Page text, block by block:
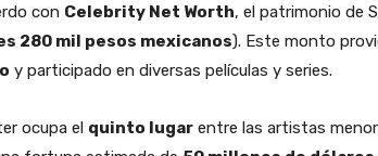
con Celebrity Net Worth, el patrimonio de
280 mil pesos mexicanos). Este monto
y participado en diversas películas y series.
ocupa el quinto lugar entre las artistas